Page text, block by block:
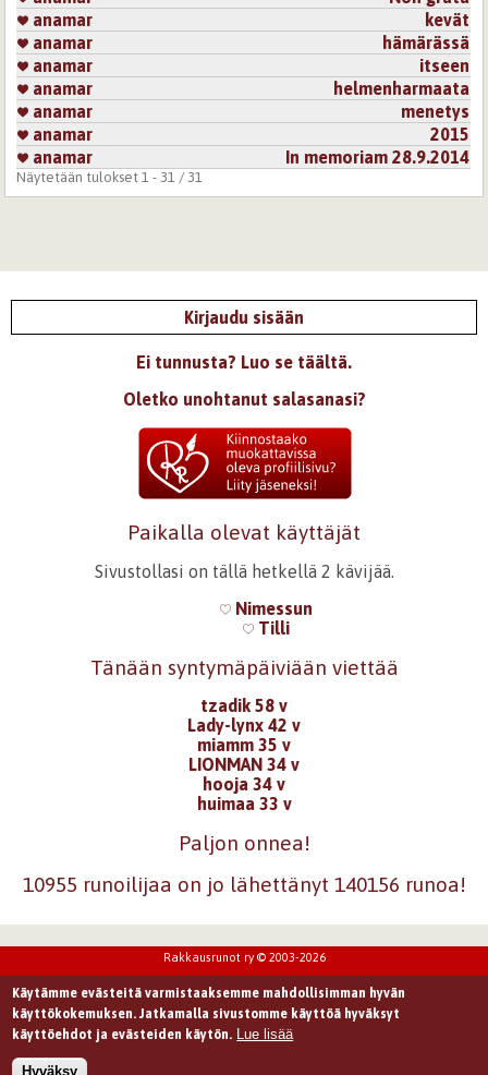
anamar
kevät
anamar
hämärässä
anamar
itseen
anamar
helmenharmaata
anamar
menetys
anamar
2015
anamar
In memoriam 28.9.2014
Näytetään tulokset 1 - 31 / 31
Kirjaudu sisään
Ei tunnusta? Luo se täältä.
Oletko unohtanut salasanasi?
Paikalla olevat käyttäjät
Sivustollasi on tällä hetkellä 2 kävijää.
Nimessun
Tilli
Tänään syntymäpäiviään viettää
tzadik 58 v
Lady-lynx 42 v
miamm 35 v
LIONMAN 34 v
hooja 34 v
huimaa 33 v
Paljon onnea!
10955 runoilijaa on jo lähettänyt 140156 runoa!
Rakkausrunot ry © 2003-2026
Käytämme evästeitä varmistaaksemme mahdollisimman hyvän
käyttökokemuksen. Jatkamalla sivustomme käyttöä hyväksyt
käyttöehdot ja evästeiden käytön. Lue lisää
Hyväksy